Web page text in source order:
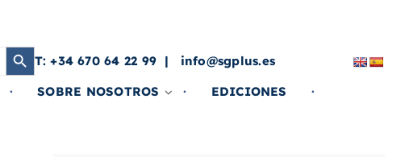
Botón de búsqueda
T: +34 670 64 22 99
info@sgplus.es
SOBRE NOSOTROS EDICIONES